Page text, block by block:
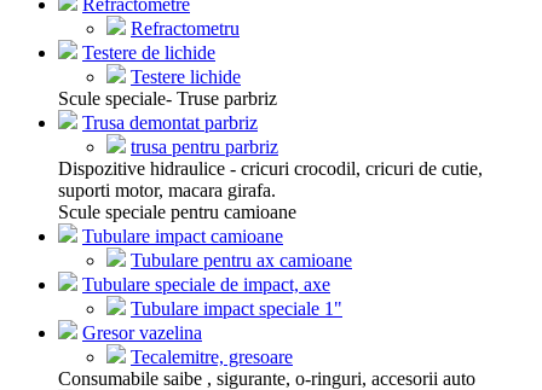
Refractometre
Refractometru
Testere de lichide
Testere lichide
Scule speciale- Truse parbriz
Trusa demontat parbriz
trusa pentru parbriz
Dispozitive hidraulice - cricuri crocodil, cricuri de cutie,
suporti motor, macara girafa.
Scule speciale pentru camioane
Tubulare impact camioane
Tubulare pentru ax camioane
Tubulare speciale de impact, axe
Tubulare impact speciale 1"
Gresor vazelina
Tecalemitre, gresoare
Consumabile saibe , sigurante, o-ringuri, accesorii auto